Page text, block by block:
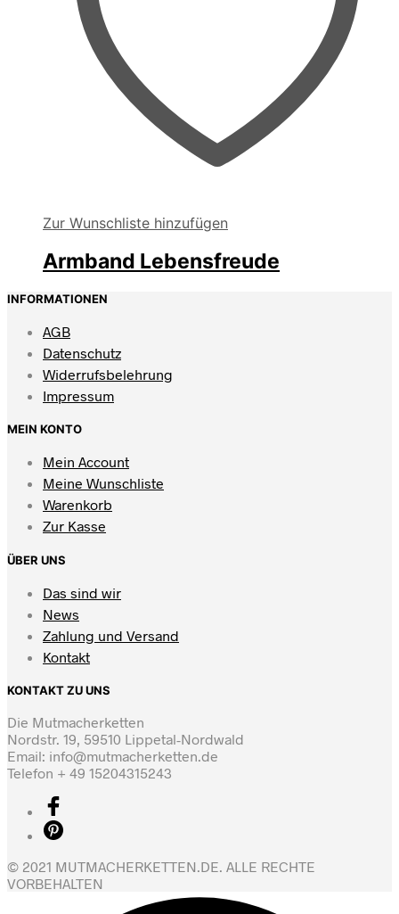
Zur Wunschliste hinzufügen
Armband Lebensfreude
INFORMATIONEN
AGB
Datenschutz
Widerrufsbelehrung
Impressum
MEIN KONTO
Mein Account
Meine Wunschliste
Warenkorb
Zur Kasse
ÜBER UNS
Das sind wir
News
Zahlung und Versand
Kontakt
KONTAKT ZU UNS
Die Mutmacherketten
Nordstr. 19, 59510 Lippetal-Nordwald
Email: info@mutmacherketten.de
Telefon + 49 15204315243
© 2021 MUTMACHERKETTEN.DE. ALLE RECHTE
VORBEHALTEN